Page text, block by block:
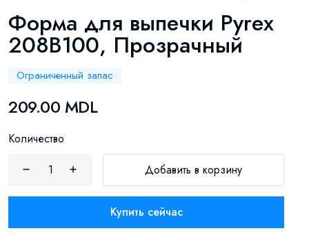
Форма для выпечки Pyrex
208B100, Прозрачный
Ограниченный запас
209.00 MDL
Количество
Добавить в корзину
Купить сейчас